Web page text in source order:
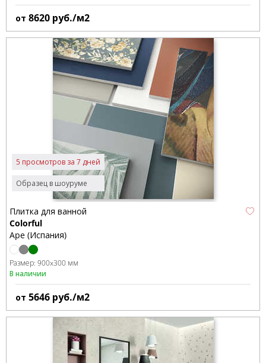
от 8620 руб./м2
Образец в шоуруме
5 просмотров за 7 дней
Плитка для ванной
Colorful
Ape (Испания)
Размер: 900x300 мм
В наличии
от 5646 руб./м2